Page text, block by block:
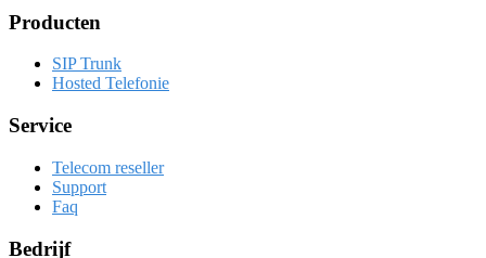
Producten
SIP Trunk
Hosted Telefonie
Service
Telecom reseller
Support
Faq
Bedrijf